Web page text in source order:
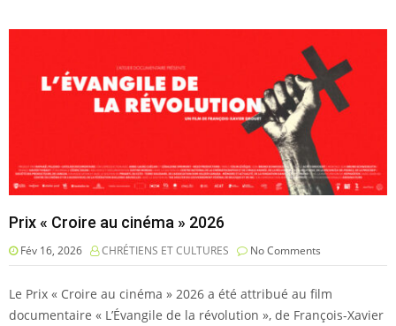
Prix « Croire au cinéma » 2026
Fév 16, 2026 CHRÉTIENS ET CULTURES No Comments
Le Prix « Croire au cinéma » 2026 a été attribué au film
documentaire « L’Évangile de la révolution », de François-Xavier